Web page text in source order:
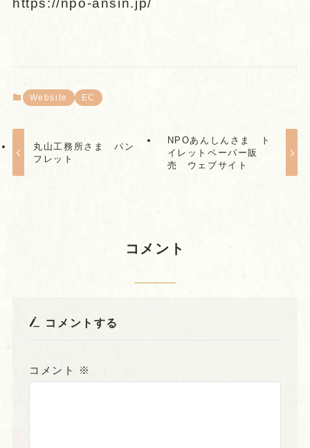
https://npo-ansin.jp/
Website EC
丸山工務所さま パン
フレット
NPOあんしんさま ト
イレットペーパー販
売 ウェブサイト
コメント
コメントする
コメント ※